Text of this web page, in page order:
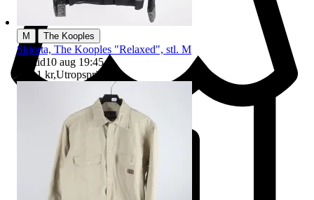
M The Kooples
Skjorta, The Kooples "Relaxed", stl. M
Sluttid10 aug 19:45.
Pris:1 kr,Utropspris